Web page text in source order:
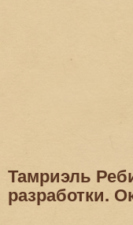
Тамриэль
разработки.